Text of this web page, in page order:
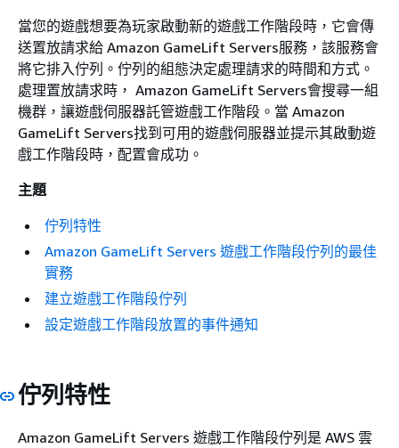
當您的遊戲想要為玩家啟動新的遊戲工作階段時，它會傳
送置放請求給 Amazon GameLift Servers服務，該服務會
將它排入佇列。佇列的組態決定處理請求的時間和方式。
處理置放請求時， Amazon GameLift Servers會搜尋一組
機群，讓遊戲伺服器託管遊戲工作階段。當 Amazon
GameLift Servers找到可用的遊戲伺服器並提示其啟動遊
戲工作階段時，配置會成功。
主題
佇列特性
Amazon GameLift Servers 遊戲工作階段佇列的最佳
實務
建立遊戲工作階段佇列
設定遊戲工作階段放置的事件通知
佇列特性
Amazon GameLift Servers 遊戲工作階段佇列是 AWS 雲